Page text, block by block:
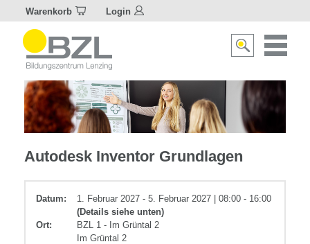
Warenkorb Login
Suche
Metall
Autodesk Inventor Grundlagen
Datum:
1. Februar 2027 - 5. Februar 2027 | 08:00 - 16:00
(Details siehe unten)
Ort:
BZL 1 - Im Grüntal 2
Im Grüntal 2